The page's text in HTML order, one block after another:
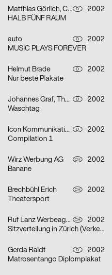
Matthias Görlich, Charalampos Lazos D
2002
HALB FÜNF RAUM
auto D
2002
MUSIC PLAYS FOREVER
Helmut Brade D
2002
Nur beste Plakate
Johannes Graf, Thorsten Lehmann D
2002
Waschtag
Icon Kommunikationsdesign D
2002
Compilation 1
Wirz Werbung AG CH
2002
Banane
Brechbühl Erich CH
2002
Theatersport
Ruf Lanz Werbeagentur AG CH
2002
Sitzverteilung in Zürich (Verkehrsbetriebe Zürich)
Gerda Raidt D
2002
Matrosentango Diplomplakat